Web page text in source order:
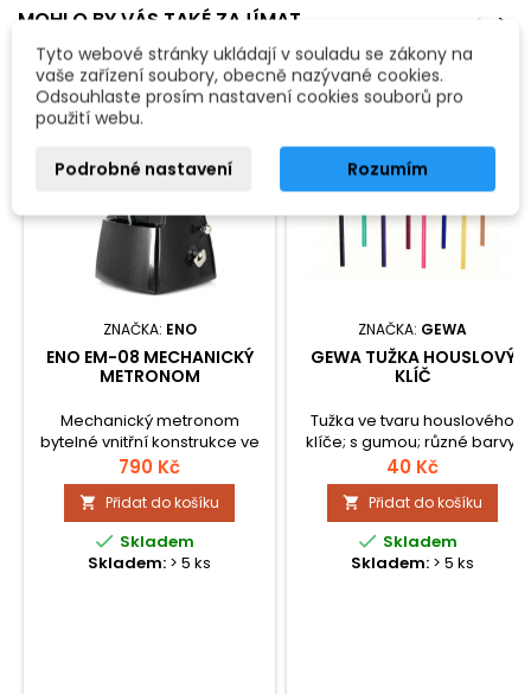
MOHLO BY VÁS TAKÉ ZAJÍMAT >
<
ZNAČKA: ENO
ENO EM-08 MECHANICKÝ
METRONOM
Mechanický metronom
bytelné vnitřní konstrukce ve
tvaru pyramidy v elegantní
černé barvě s průhledným
předním krytem. Rozsah
nastavení tempa 40 - 208
BPM, velikost cca 11 x 10.5 x
21cm, metronom nepotřebuje
790 Kč
 Přidat do košíku
 Skladem
Skladem: > 5 ks
ZNAČKA: GEWA
GEWA TUŽKA HOUSLOVÝ
KLÍČ
Tužka ve tvaru houslového
klíče; s gumou; různé barvy;
cena za 1 ks
40 Kč
 Přidat do košíku
 Skladem
Skladem: > 5 ks
Tyto webové stránky ukládají v souladu se zákony na
vaše zařízení soubory, obecně nazývané cookies.
Odsouhlaste prosím nastavení cookies souborů pro
použití webu.
Podrobné nastavení Rozumím